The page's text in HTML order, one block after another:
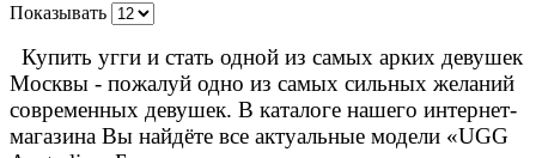
Показывать
Купить угги и стать одной из самых арких девушек
Москвы - пожалуй одно из самых сильных желаний
современных девушек. В каталоге нашего интернет-
магазина Вы найдёте все актуальные модели «UGG